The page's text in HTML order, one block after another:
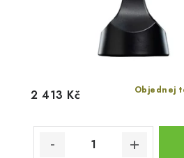
Objednej
2 413 Kč